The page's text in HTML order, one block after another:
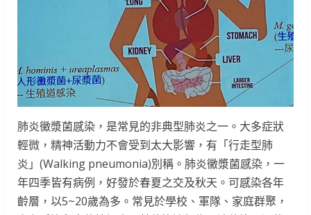
肺炎黴漿菌感染，是常見的非典型肺炎之一。大多症狀
輕微，精神活動力不會受到太大影響，有「行走型肺
炎」(Walking pneumonia)別稱。肺炎黴漿菌感染，一
年四季皆有病例，好發於春夏之交及秋天。可感染各年
齡層，以5~20歲為多。常見於學校、軍隊、家庭群聚，